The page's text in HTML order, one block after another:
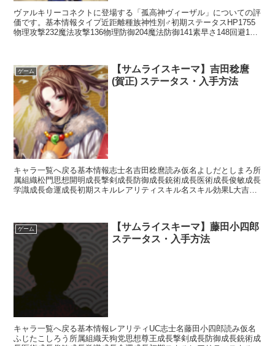
ヴァルキリーコネクトに登場する「孤高神ヴィーザル」についての評
価です。基本情報タイプ近距離種族神性別♂初期ステータスHP1755
物理攻撃232魔法攻撃136物理防御204魔法防御141素早さ148回避123
ゲーム
【サムライスキーマ】吉田稔麿
(賀正) ステータス・入手方法
キャラ一覧へ戻る基本情報志士名吉田稔麿読み仮名よしだとしまろ所
属組織松門思想開明成長撃剣成長防御成長銃術成長医術成長俊敏成長
学識成長命運成長初期スキルレアリティスキル名スキル効果L大吉の
ゲーム
【サムライスキーマ】藤田小四郎
ステータス・入手方法
キャラ一覧へ戻る基本情報レアリティUC志士名藤田小四郎読み仮名
ふじたこしろう所属組織天狗党思想尊王成長撃剣成長防御成長銃術成